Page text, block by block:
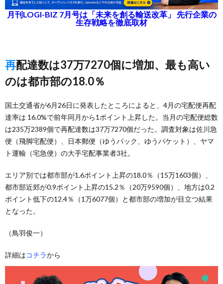
月刊LOGI-BIZ 7月号は「未来を創る輸送改革」 先行企業の
生存戦略を徹底取材
再配達数は37万7270個に増加、最も高い
のは都市部の18.0％
国土交通省が6月26日に発表したところによると、4月の宅配便再配
達率は 16.0%で前年同月から1ポイント上昇した。当月の宅配便総数
は235万2389個で再配達数は37万7270個だった。調査対象は佐川急
便（飛脚宅配便）、日本郵便（ゆうパック、ゆうパケット）、ヤマ
ト運輸（宅急便）の大手宅配事業者3社。
エリア別では都市部が1.6ポイント上昇の18.0％（15万1603個）、
都市部近郊が0.9ポイント上昇の15.2％（20万9590個）、地方は0.2
ポイント低下の12.4％（1万6077個）と都市部の増加が目立つ結果
となった。
（鳥羽俊一）
詳細はコチラから